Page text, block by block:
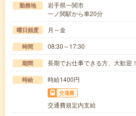
勤務地
岩手県一関市
一ノ関駅から車20分
曜日頻度 月～金
時間 08:30～17:30
期間 長期でお仕事できる方、大歓迎！
時給 時給1400円
交通費
交通費規定内支給